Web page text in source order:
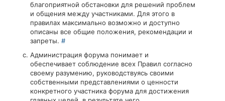
благоприятной обстановки для решений проблем
и общения между участниками. Для этого в
правилах максимально возможно и доступно
описаны все общие положения, рекомендации и
запреты. #
Администрация форума понимает и
обеспечивает соблюдение всех Правил согласно
своему разумению, руководствуясь своими
собственными представлениями о ценности
конкретного участника форума для достижения